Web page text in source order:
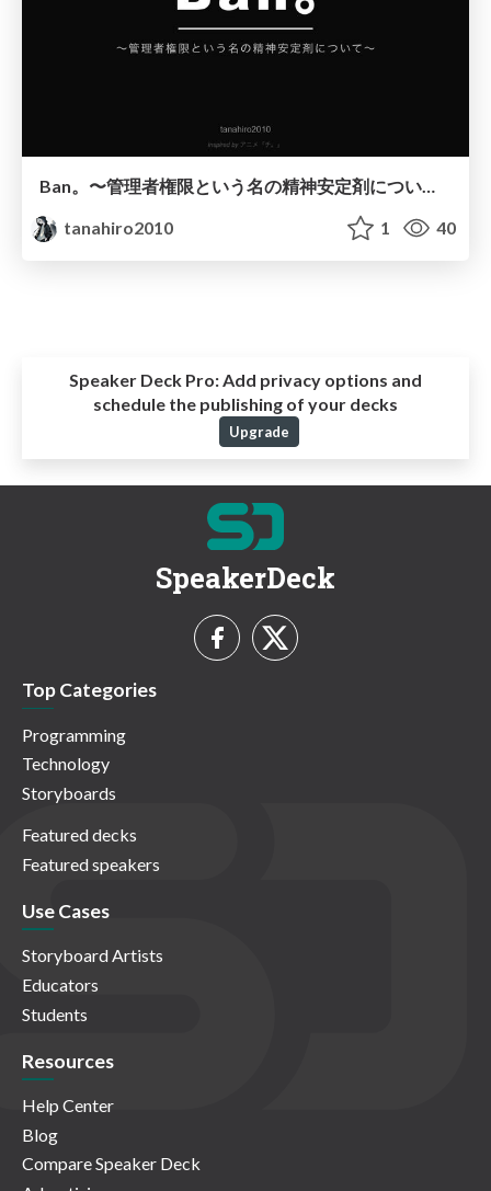
Ban。〜管理者権限という名の精神安定剤について〜
tanahiro2010
1 40
Speaker Deck Pro:Add privacy options and
schedule the publishing of your decks
Upgrade
SpeakerDeck
Top Categories
Programming
Technology
Storyboards
Featured decks
Featured speakers
Use Cases
Storyboard Artists
Educators
Students
Resources
Help Center
Blog
Compare Speaker Deck